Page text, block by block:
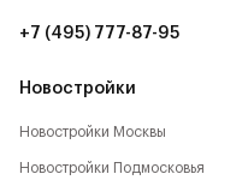
Новостройки
Новостройки Москвы
Новостройки Подмосковья
+7 (495) 777-87-95